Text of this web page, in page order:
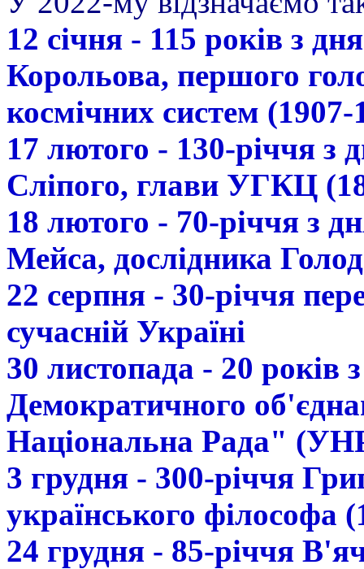
12 січня - 115 років з
Корольова, першого
космічних систем (1907-
17 лютого - 130-річчя з
Сліпого, глави УГКЦ
18 лютого - 70-річчя з
Мейса, дослідника
22 серпня - 30-річчя
сучасній Україні
30 листопада - 20 років
Демократичного
Національна Рада"
3 грудня - 300-річчя
українського філософа
24 грудня - 85-річчя